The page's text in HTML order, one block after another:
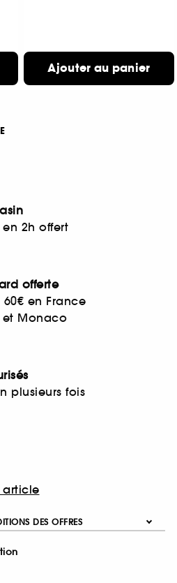
Ajouter au panier
2h offert
offerte
en France
Monaco
plusieurs fois
article
DES OFFRES